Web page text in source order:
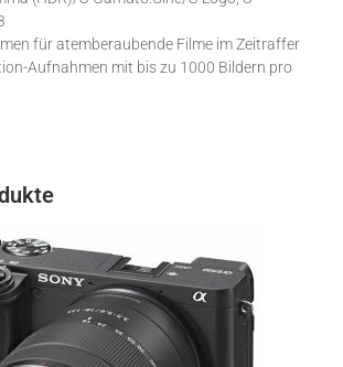
für atemberaubende Filme im Zeitraffer
Aufnahmen mit bis zu 1000 Bildern pro